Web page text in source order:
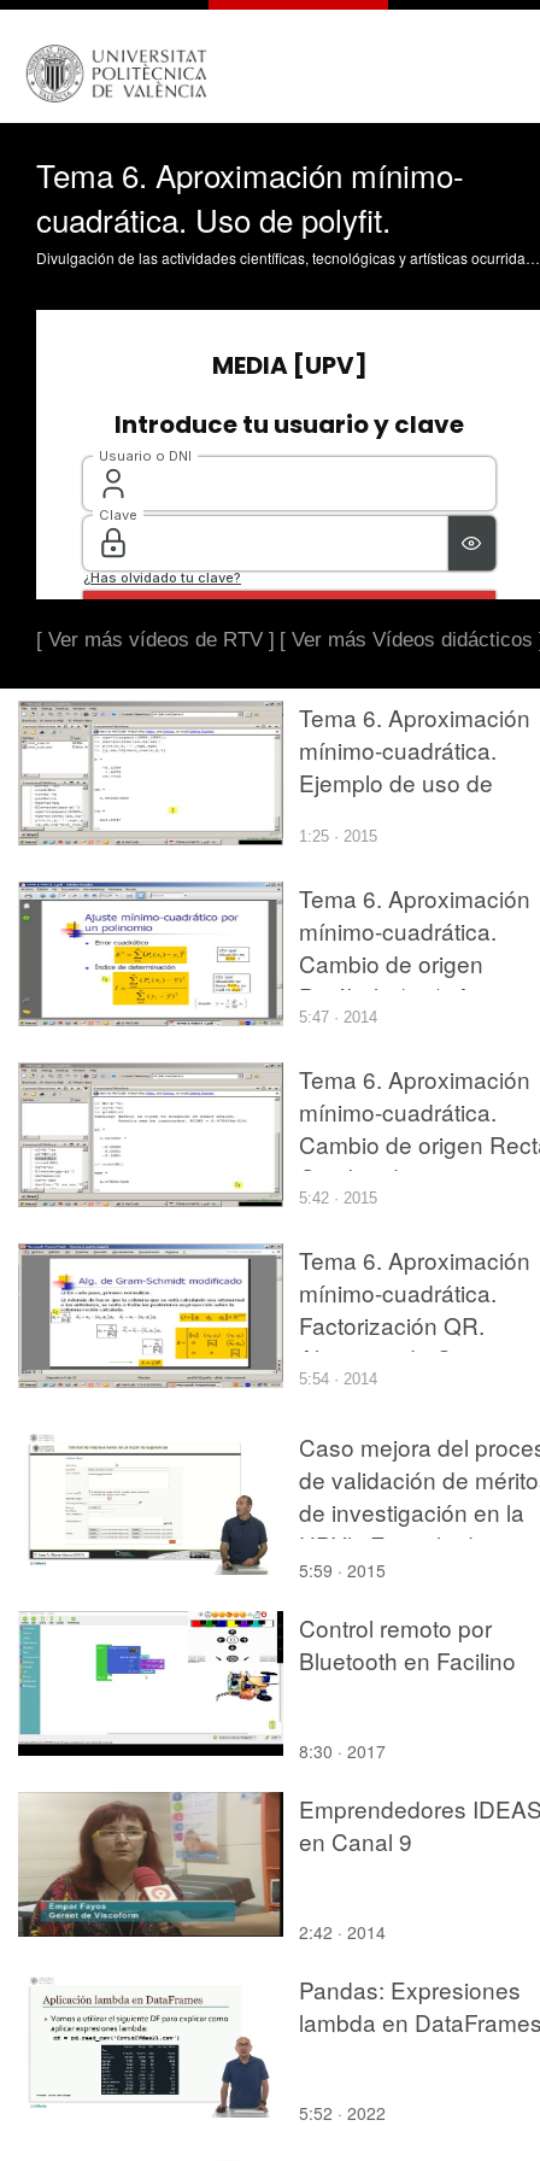
Tema 6. Aproximación mínimo-
cuadrática. Uso de polyfit.
Divulgación de las actividades científicas, tecnológicas y artísticas ocurridas en los tres campus de la UPV
[ Ver más vídeos de RTV ] [ Ver más Vídeos didácticos
Tema 6. Aproximación
mínimo-cuadrática.
Ejemplo de uso de
1:25 · 2015
Tema 6. Aproximación
mínimo-cuadrática.
Cambio de origen
Parábola (y 2). Ajuste
mínimo cuadrático por
determinación y
algoritmo min_cua (1)
5:47 · 2014
Tema 6. Aproximación
mínimo-cuadrática.
Cambio de origen
Cambio de origen
Parábola (1)
5:42 · 2015
Tema 6. Aproximación
mínimo-cuadrática.
Factorización QR.
Algoritmo de Gram-
Schmidt (1)
5:54 · 2014
Caso mejora del
de validación de
de investigación en la
UPVlc.Ejemplo de
solución del caso
5:59 · 2015
Control remoto por
Bluetooth en Facilino
8:30 · 2017
Emprendedores
en Canal 9
2:42 · 2014
Pandas: Expresiones
lambda en
5:52 · 2022